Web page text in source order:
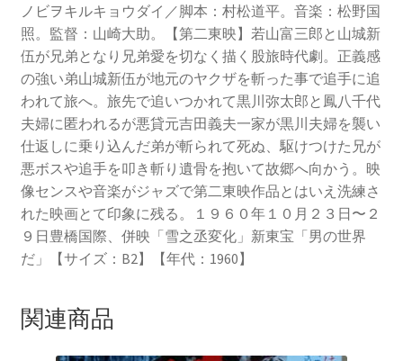
ノビヲキルキョウダイ／脚本：村松道平。音楽：松野国
照。監督：山崎大助。【第二東映】若山富三郎と山城新
伍が兄弟となり兄弟愛を切なく描く股旅時代劇。正義感
の強い弟山城新伍が地元のヤクザを斬った事で追手に追
われて旅へ。旅先で追いつかれて黒川弥太郎と鳳八千代
夫婦に匿われるが悪貸元吉田義夫一家が黒川夫婦を襲い
仕返しに乗り込んだ弟が斬られて死ぬ、駆けつけた兄が
悪ボスや追手を叩き斬り遺骨を抱いて故郷へ向かう。映
像センスや音楽がジャズで第二東映作品とはいえ洗練さ
れた映画とて印象に残る。１９６０年１０月２３日〜２
９日豊橋国際、併映「雪之丞変化」新東宝「男の世界
だ」【サイズ：B2】【年代：1960】
関連商品